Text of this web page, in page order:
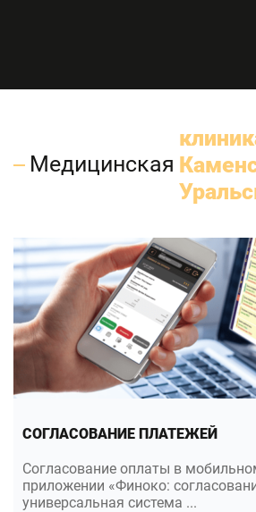
Медицинская
СОГЛАСОВАНИЕ ПЛАТЕЖЕЙ
Согласование оплаты в
приложении «Финоко:
универсальная система ...